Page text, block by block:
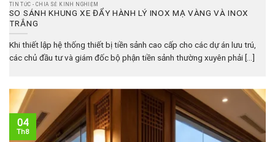
TIN TỨC - CHIA SẺ KINH NGHIỆM
SO SÁNH KHUNG XE ĐẨY HÀNH LÝ INOX MẠ VÀNG VÀ INOX
TRẮNG
Khi thiết lập hệ thống thiết bị tiền sảnh cao cấp cho các dự án lưu trú,
các chủ đầu tư và giám đốc bộ phận tiền sảnh thường xuyên phải [...]
04
Th8